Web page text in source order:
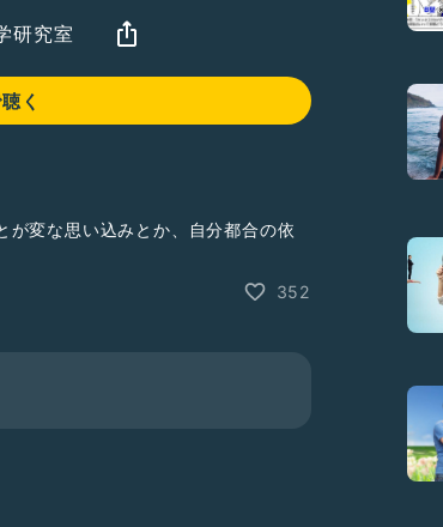
研究室
く
が変な思い込みとか、自分都合の依
しまったので、叱咤いただけたらと
来の姿を取り戻せたような感覚を持
352